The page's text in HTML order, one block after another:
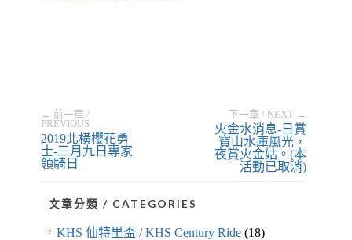
← 前一章 /
PREVIOUS
2019北橫櫻花勇
士-三月九日專家
領騎日
下一章 / NEXT →
火金水消息-日賞
寶山水庫風光，
夜賞火金姑。(本
活動已取消)
文章分類 / CATEGORIES
KHS 仙特里盃 / KHS Century Ride(18)